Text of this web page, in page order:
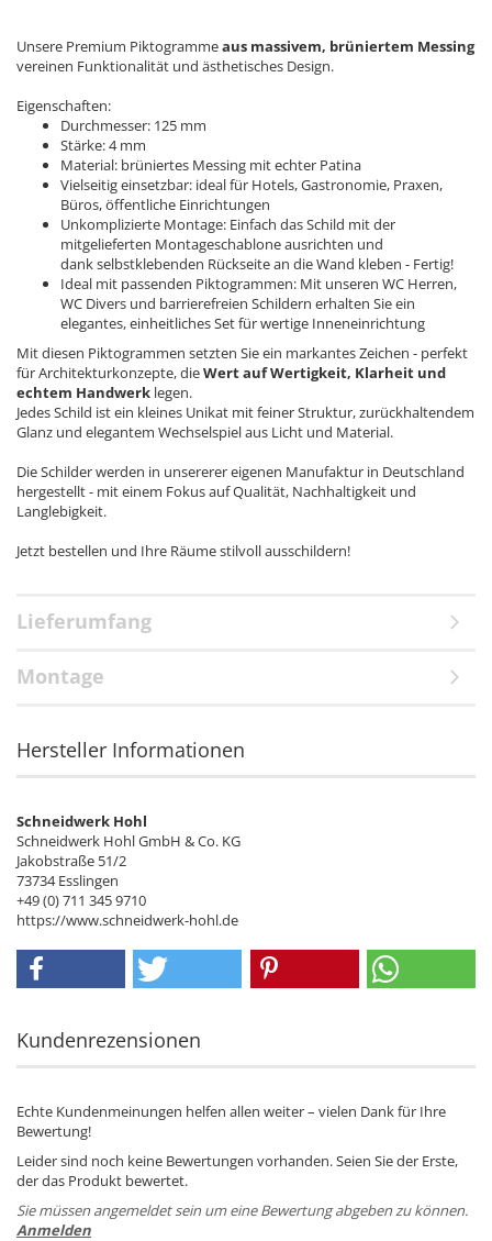
Unsere Premium Piktogrammeaus massivem, brüniertem Messing
vereinen Funktionalität und ästhetisches Design.
Eigenschaften:
Durchmesser: 125 mm
Stärke: 4 mm
Material: brüniertes Messing mit echter Patina
Vielseitig einsetzbar: ideal für Hotels, Gastronomie, Praxen,
Büros, öffentliche Einrichtungen
Unkomplizierte Montage: Einfach das Schild mit der
mitgelieferten Montageschablone ausrichten und
dank selbstklebenden Rückseite an die Wand kleben - Fertig!
Ideal mit passenden Piktogrammen: Mit unseren WC Herren,
WC Divers und barrierefreien Schildern erhalten Sie ein
elegantes, einheitliches Set für wertige Inneneinrichtung
Mit diesen Piktogrammen setzten Sie ein markantes Zeichen - perfekt
für Architekturkonzepte, dieWert auf Wertigkeit, Klarheit und
echtem Handwerk legen.
Jedes Schild ist ein kleines Unikat mit feiner Struktur, zurückhaltendem
Glanz und elegantem Wechselspiel aus Licht und Material.
Die Schilder werden in unsererer eigenen Manufaktur in Deutschland
hergestellt - mit einem Fokus auf Qualität, Nachhaltigkeit und
Langlebigkeit.
Jetzt bestellen und Ihre Räume stilvoll ausschildern!
Lieferumfang
Montage
Hersteller Informationen
Schneidwerk Hohl
Schneidwerk Hohl GmbH & Co. KG
Jakobstraße 51/2
73734 Esslingen
+49 (0) 711 345 9710
https://www.schneidwerk-hohl.de
Kundenrezensionen
Echte Kundenmeinungen helfen allen weiter – vielen Dank für Ihre
Bewertung!
Leider sind noch keine Bewertungen vorhanden. Seien Sie der Erste,
der das Produkt bewertet.
Sie müssen angemeldet sein um eine Bewertung abgeben zu können.
Anmelden